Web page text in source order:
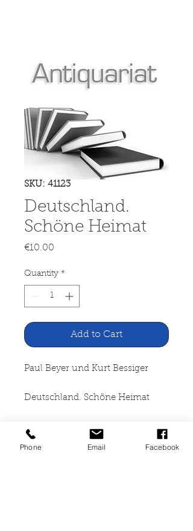
SKU: 41123
Deutschland.
Schöne Heimat
€10.00
Quantity *
Add to Cart
Paul Beyer und Kurt Bessiger
Deutschland. Schöne Heimat
Verlag des Deutschlandsbuches,
Leipzig 1955
Phone Email Facebook